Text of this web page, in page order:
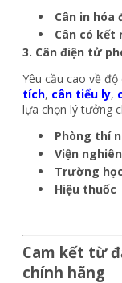
Cân in hóa
Cân có kết
3. Cân điện tử
Yêu cầu cao về
tích, cân tiểu ly,
lựa chọn lý tưởng
Phòng thí
Viện
Trường học
Hiệu thuốc
Cam kết từ
chính hãng